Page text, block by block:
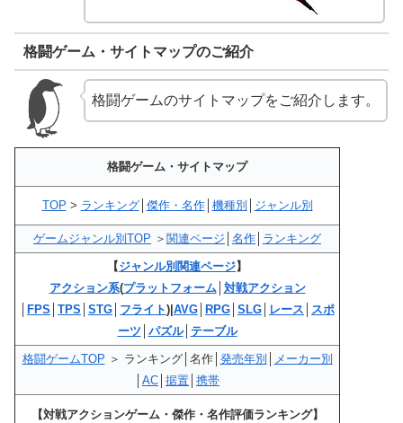
格闘ゲーム・サイトマップのご紹介
格闘ゲームのサイトマップをご紹介します。
格闘ゲーム・サイトマップ
TOP > ランキング│ 傑作・名作│ 機種別 ジャンル別
ゲームジャンル別TOP ＞ 関連ページ 名作 ランキング
【ジャンル別関連ページ】
アクション系(プラットフォーム│ 対戦アクション
FPS TPS STG フライト)| AVG RPG SLG レース
スポ
ーツ パズル│ テーブル
格闘ゲームTOP ＞ ランキング│名作│ 発売年別
メーカー別
AC 据置 携帯
【対戦アクションゲーム・傑作・名作評価ランキング】